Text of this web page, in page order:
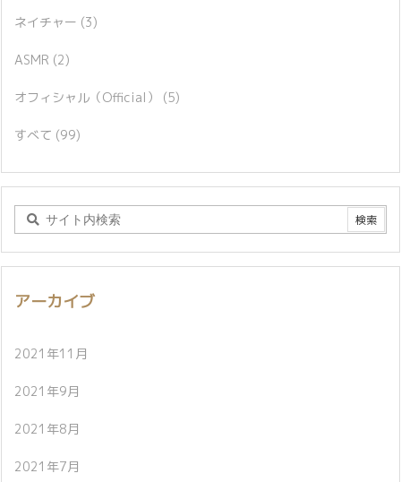
ネイチャー (3)
ASMR (2)
オフィシャル（Official） (5)
すべて (99)
アーカイブ
2021年11月
2021年9月
2021年8月
2021年7月